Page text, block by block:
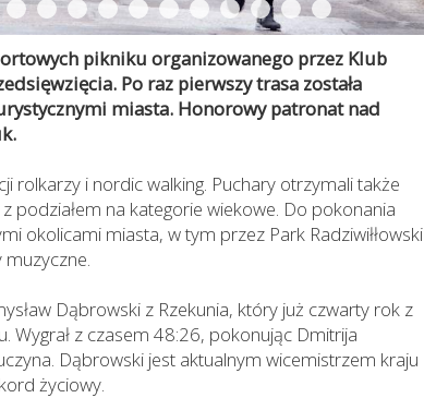
pikniku organizowanego przez Klub
Po raz pierwszy trasa została
miasta. Honorowy patronat nad
rolkarzy i nordic walking. Puchary otrzymali także
podziałem na kategorie wiekowe. Do pokonania
okolicami miasta, w tym przez Park Radziwiłłowski
muzyczne.
Dąbrowski z Rzekunia, który już czwarty rok z
Wygrał z czasem 48:26, pokonując Dmitrija
Dąbrowski jest aktualnym wicemistrzem kraju
życiowy.